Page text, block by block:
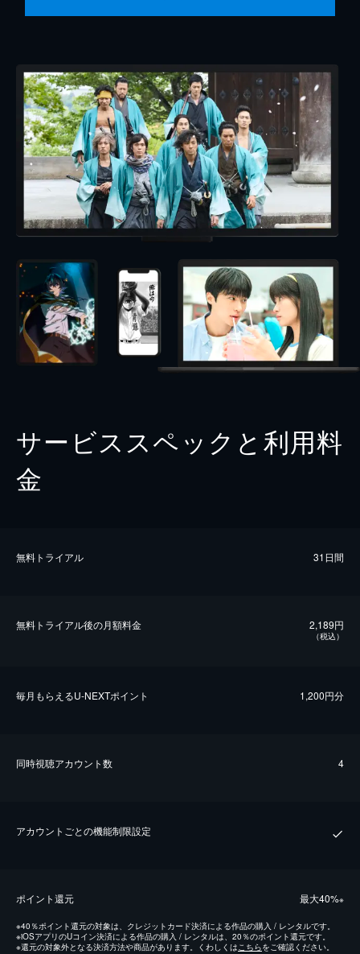
サービススペックと利用料
金
無料トライアル 31日間
無料トライアル後の⽉額料金 2,189円
（税込）
毎⽉もらえるU-NEXTポイント 1,200円分
同時視聴アカウント数 4
アカウントごとの機能制限設定
ポイント還元 最⼤40%※
※40％ポイント還元の対象は、クレジットカード決済による作品の購入 / レンタルです。
※iOSアプリのUコイン決済による作品の購入 / レンタルは、20％のポイント還元です。
※還元の対象外となる決済方法や商品があります。くわしくはこちらをご確認ください。